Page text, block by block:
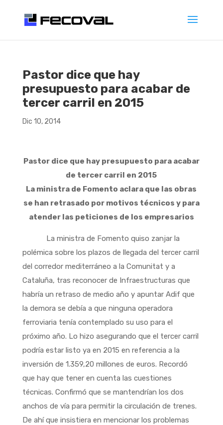
Pastor dice que hay
presupuesto para acabar de
tercer carril en 2015
Dic 10, 2014
Pastor dice que hay presupuesto para acabar
de tercer carril en 2015
La ministra de Fomento aclara que las obras
se han retrasado por motivos técnicos y para
atender las peticiones de los empresarios
La ministra de Fomento quiso zanjar la
polémica sobre los plazos de llegada del tercer carril
del corredor mediterráneo a la Comunitat y a
Cataluña, tras reconocer de Infraestructuras que
habría un retraso de medio año y apuntar Adif que
la demora se debía a que ninguna operadora
ferroviaria tenía contemplado su uso para el
próximo año. Lo hizo asegurando que el tercer carril
podría estar listo ya en 2015 en referencia a la
inversión de 1.359,20 millones de euros. Recordó
que hay que tener en cuenta las cuestiones
técnicas. Confirmó que se mantendrían los dos
anchos de vía para permitir la circulación de trenes.
De ahí que insistiera en mencionar los problemas